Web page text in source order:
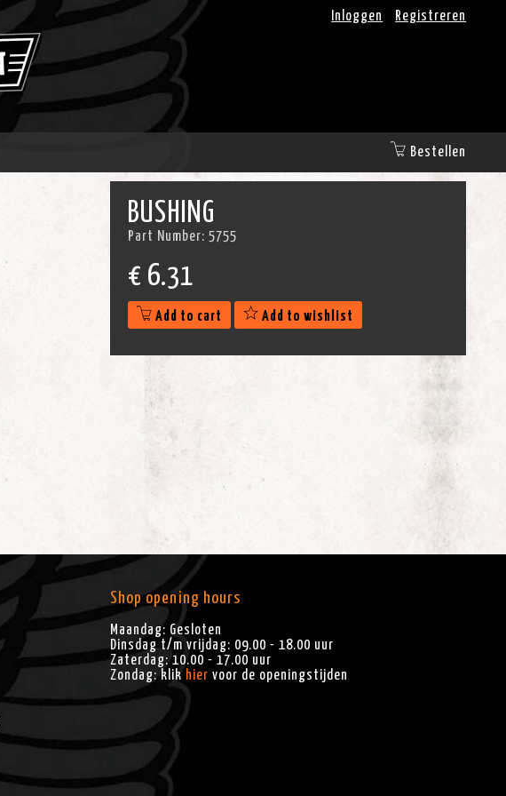
Inloggen Registreren
Bestellen
BUSHING
Part Number:5755
€ 6.31
Add to cart Add to wishlist
Shop opening hours
Maandag: Gesloten
Dinsdag t/m vrijdag: 09.00 - 18.00 uur
Zaterdag: 10.00 - 17.00 uur
Zondag: klik hier voor de openingstijden